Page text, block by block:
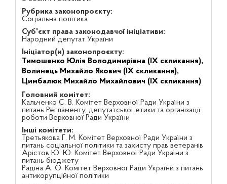
Рубрика законопроєкту:
Соціальна політика
Суб'єкт права законодавчої ініціативи:
Народний депутат України
Ініціатор(и) законопроєкту:
Тимошенко Юлія Володимирівна (IX скликання),
Волинець Михайло Якович (IX скликання),
Цимбалюк Михайло Михайлович (IX скликання)
Головний комітет:
Кальченко С. В. Комітет Верховної Ради України з
питань Регламенту, депутатської етики та організації
роботи Верховної Ради України
Інші комітети:
Третьякова Г. М. Комітет Верховної Ради України з
питань соціальної політики та захисту прав ветеранів
Арістов Ю. Ю. Комітет Верховної Ради України з
питань бюджету
Радіна А. О. Комітет Верховної Ради України з питань
антикорупційної політики